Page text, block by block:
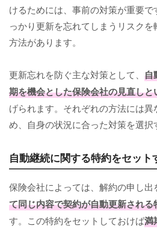
けるためには、事前の対策が重要で
っかり更新を忘れてしまうリスク
方法があります。
更新忘れを防ぐ主な対策として、 自
期を機会とした保険会社の見直し
げられます。それぞれの方法には
め、自身の状況に合った対策を選択
自動継続に関する特約をセット
保険会社によっては、解約の申し出
て同じ内容で契約が自動更新される
す。この特約をセットしておけば満